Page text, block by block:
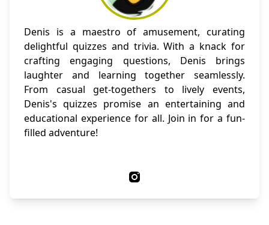
Denis is a maestro of amusement, curating
delightful quizzes and trivia. With a knack for
crafting engaging questions, Denis brings
laughter and learning together seamlessly.
From casual get-togethers to lively events,
Denis's quizzes promise an entertaining and
educational experience for all. Join in for a fun-
filled adventure!